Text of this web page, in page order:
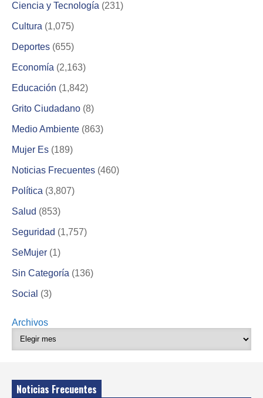
Ciencia y Tecnología (231)
Cultura (1,075)
Deportes (655)
Economía (2,163)
Educación (1,842)
Grito Ciudadano (8)
Medio Ambiente (863)
Mujer Es (189)
Noticias Frecuentes (460)
Política (3,807)
Salud (853)
Seguridad (1,757)
SeMujer (1)
Sin Categoría (136)
Social (3)
Archivos
Noticias Frecuentes